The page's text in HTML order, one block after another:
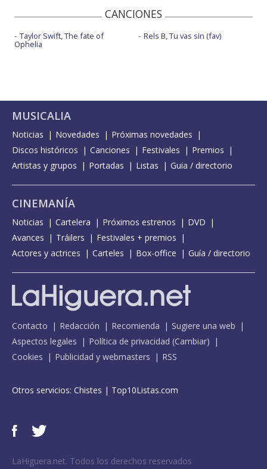
CANCIONES
Taylor Swift, The fate of
Ophelia
Rels B, Tu vas sin (fav)
MUSICALIA
Noticias Novedades
Próximas novedades
Discos históricos
Canciones Festivales
Premios
Artistas y grupos
Portadas Listas Guía / directorio
CINEMANÍA
Noticias Cartelera Próximos estrenos
DVD
Avances
Tráilers
Festivales + premios
Actores y actrices
Carteles Box-office Guía / directorio
Contacto Redacción Recomienda
Sugiere una web
Aspectos legales
Política de privacidad (Cambiar)
Cookies
Publicidad y webmasters RSS
Otros servicios: Chistes | Top10Listas.com
LaHiguera.net. Todos los derechos reservados